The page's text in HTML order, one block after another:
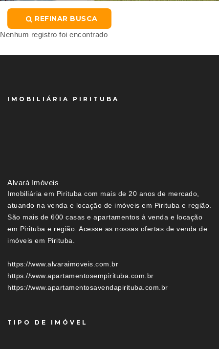
REFINAR BUSCA
Nenhum registro foi encontrado
IMOBILIÁRIA PIRITUBA
Alvará Imóveis
Imobiliária em Pirituba com mais de 20 anos de mercado,
atuando na venda e locação de imóveis em Pirituba e região.
São mais de 600 casas e apartamentos à venda e locação
em Pirituba e região. Acesse as nossas ofertas de venda de
imóveis em Pirituba.
https://www.alvaraimoveis.com.br
https://www.apartamentosempirituba.com.br
https://www.apartamentosavendapirituba.com.br
TIPO DE IMÓVEL